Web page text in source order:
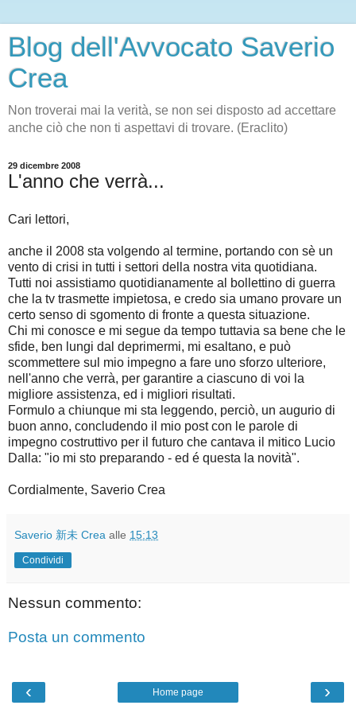
Blog dell'Avvocato Saverio
Crea
Non troverai mai la verità, se non sei disposto ad accettare
anche ciò che non ti aspettavi di trovare. (Eraclito)
29 dicembre 2008
L'anno che verrà...
Cari lettori,
anche il 2008 sta volgendo al termine, portando con sè un
vento di crisi in tutti i settori della nostra vita quotidiana.
Tutti noi assistiamo quotidianamente al bollettino di guerra
che la tv trasmette impietosa, e credo sia umano provare un
certo senso di sgomento di fronte a questa situazione.
Chi mi conosce e mi segue da tempo tuttavia sa bene che le
sfide, ben lungi dal deprimermi, mi esaltano, e può
scommettere sul mio impegno a fare uno sforzo ulteriore,
nell'anno che verrà, per garantire a ciascuno di voi la
migliore assistenza, ed i migliori risultati.
Formulo a chiunque mi sta leggendo, perciò, un augurio di
buon anno, concludendo il mio post con le parole di
impegno costruttivo per il futuro che cantava il mitico Lucio
Dalla: "io mi sto preparando - ed é questa la novità".
Cordialmente, Saverio Crea
Saverio 新未 Crea alle 15:13
Condividi
Nessun commento:
Posta un commento
‹ ›
Home page